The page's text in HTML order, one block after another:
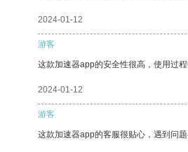
2024-01-12
游客
这款加速器app的安全性很高，使用过
2024-01-12
游客
这款加速器app的客服很贴心，遇到问